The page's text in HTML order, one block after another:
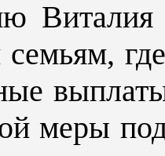
Виталия
меры